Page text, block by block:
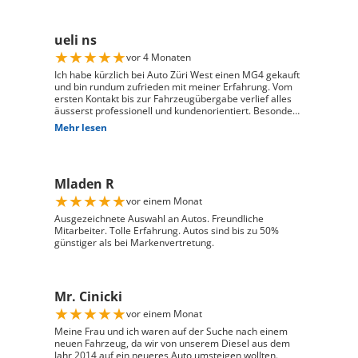
ueli ns
★★★★★vor 4 Monaten
Ich habe kürzlich bei Auto Züri West einen MG4 gekauft
und bin rundum zufrieden mit meiner Erfahrung. Vom
ersten Kontakt bis zur Fahrzeugübergabe verlief alles
äusserst professionell und kundenorientiert. Besonders
hervorheben möchte ich die hervorragende Beratung
durch Herrn David Panic. Er hat sich viel Zeit
und engagierte Art hat den gesamten Kaufprozess sehr
angenehm gemacht. Die Abwicklung verlief reibungslos
und zuverlässig, und ich habe mein Fahrzeug genau so
erhalten, wie ich es mir vorgestellt habe. Ich kann Auto
Züri West uneingeschränkt weiterempfehlen und
bedanke mich herzlich für den ausgezeichneten Service
Mehr lesen
Mladen R
★★★★★vor einem Monat
Ausgezeichnete Auswahl an Autos. Freundliche
Mitarbeiter. Tolle Erfahrung. Autos sind bis zu 50%
günstiger als bei Markenvertretung.
Mr. Cinicki
★★★★★vor einem Monat
Meine Frau und ich waren auf der Suche nach einem
neuen Fahrzeug, da wir von unserem Diesel aus dem